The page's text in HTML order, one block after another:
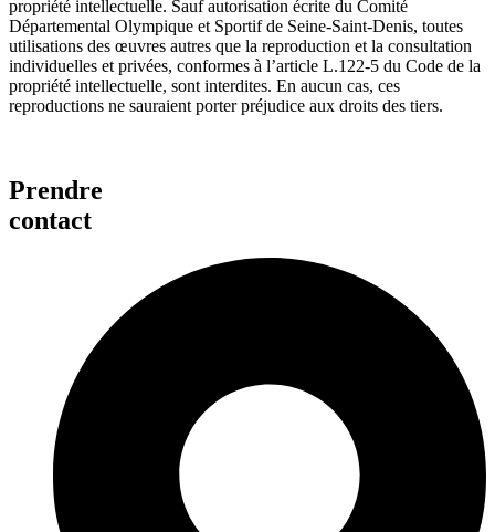
propriété intellectuelle. Sauf autorisation écrite du Comité
Départemental Olympique et Sportif de Seine-Saint-Denis, toutes
utilisations des œuvres autres que la reproduction et la consultation
individuelles et privées, conformes à l’article L.122-5 du Code de la
propriété intellectuelle, sont interdites. En aucun cas, ces
reproductions ne sauraient porter préjudice aux droits des tiers.
Prendre
contact